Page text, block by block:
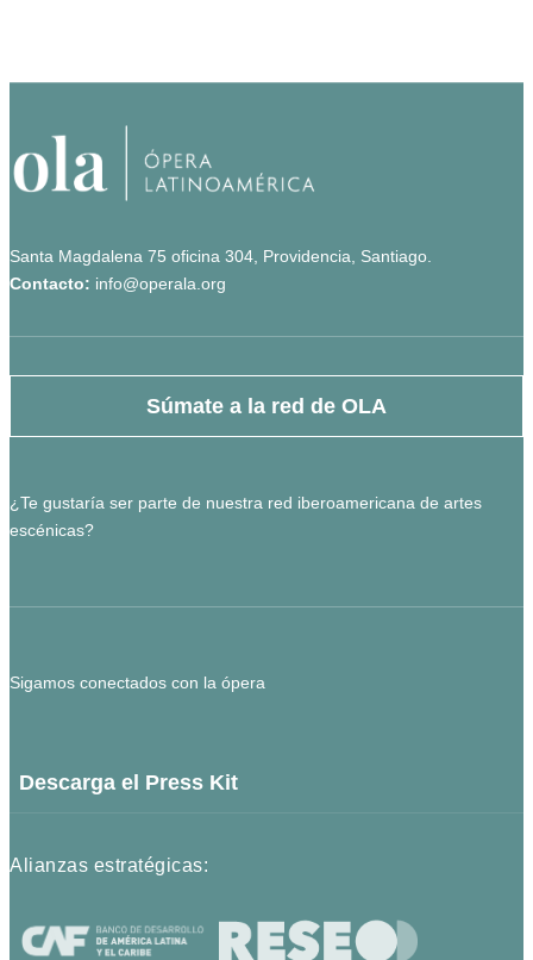
Santa Magdalena 75 oficina 304, Providencia, Santiago.
Contacto: info@operala.org
Súmate a la red de OLA
¿Te gustaría ser parte de nuestra red iberoamericana de artes
escénicas?
Sigamos conectados con la ópera
Descarga el Press Kit
Alianzas estratégicas: